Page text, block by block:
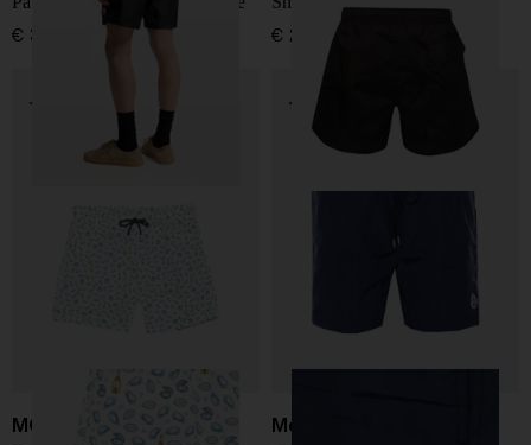
€ 330,00 € 290,00
MC2 Saint Barth Moncler